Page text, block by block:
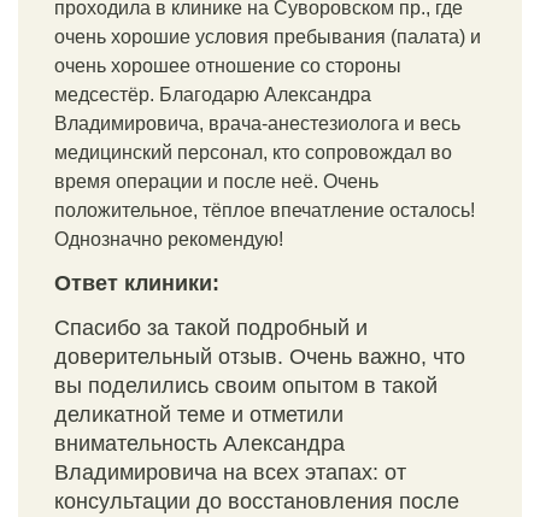
проходила в клинике на Суворовском пр., где
очень хорошие условия пребывания (палата) и
очень хорошее отношение со стороны
медсестёр. Благодарю Александра
Владимировича, врача-анестезиолога и весь
медицинский персонал, кто сопровождал во
время операции и после неё. Очень
положительное, тёплое впечатление осталось!
Однозначно рекомендую!
Ответ клиники:
Спасибо за такой подробный и
доверительный отзыв. Очень важно, что
вы поделились своим опытом в такой
деликатной теме и отметили
внимательность Александра
Владимировича на всех этапах: от
консультации до восстановления после